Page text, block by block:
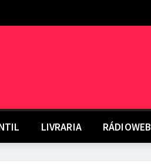
LIVRARIA RÁDIOWEB